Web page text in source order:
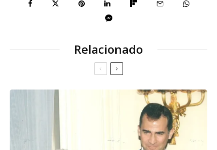
Relacionado